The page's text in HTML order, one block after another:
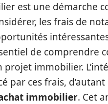
est une démarche
les frais de
de comprendre
immobilier.
par ces frais, d’autant
immobilier. Cet